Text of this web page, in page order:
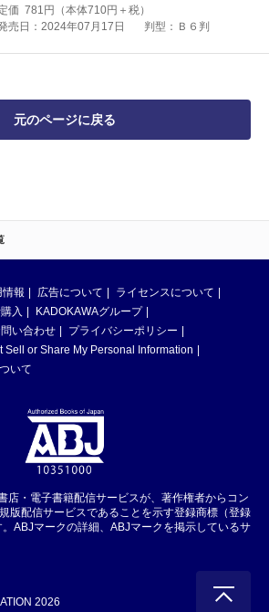
価 781 円（本体710円＋税）
売日：2024年07月17日
判型：Ｂ６判
元のページに戻る
情報 広告について
ライセンスについて
入
KADOKAWAグループ
い合わせ
プライバシーポリシー
Sell or Share My Personal Information
いて
店・電子書籍配信サービスが、著作権者からコン
版配信サービスであることを示す登録商標（登録
ABJマークの詳細、ABJマークを掲示しているサ
2026